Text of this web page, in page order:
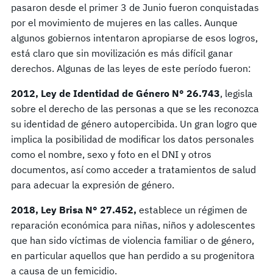
pasaron desde el primer 3 de Junio fueron conquistadas
por el movimiento de mujeres en las calles. Aunque
algunos gobiernos intentaron apropiarse de esos logros,
está claro que sin movilización es más difícil ganar
derechos. Algunas de las leyes de este período fueron:
2012, Ley de Identidad de Género N° 26.743, legisla
sobre el derecho de las personas a que se les reconozca
su identidad de género autopercibida. Un gran logro que
implica la posibilidad de modificar los datos personales
como el nombre, sexo y foto en el DNI y otros
documentos, así como acceder a tratamientos de salud
para adecuar la expresión de género.
2018, Ley Brisa N° 27.452, establece un régimen de
reparación económica para niñas, niños y adolescentes
que han sido víctimas de violencia familiar o de género,
en particular aquellos que han perdido a su progenitora
a causa de un femicidio.